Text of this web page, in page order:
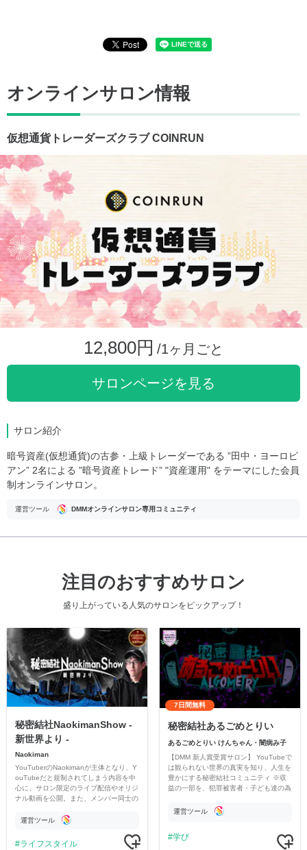
オンラインサロン情報
仮想通貨トレーダーズクラブ COINRUN
12,800円 /1ヶ月ごと
サロンページを見る
サロン紹介
暗号資産(仮想通貨)の古参・上級トレーダーである ”田中・ヨーロピ
アン” 2名による ”暗号資産トレード” "資産運用" をテーマにした会員
制オンラインサロン。
運営ツール DMMオンラインサロン専用コミュニティ
注目のおすすめサロン
盛り上がっている人気のサロンをピックアップ！
秘密結社NaokimanShow -
新世界より -
Naokiman
YouTuberのNaokimanが主体となり、Y
ouTubeだと規制されてしまう内容を中
心に、サロン限定のライブ配信やオリジ
ナル動画を公開。また、メンバー同士の
ただいています。
運営ツール
ライフスタイル
7日間無料
秘密結社あるごめとりい
あるごめとりい けんちゃん・闇病み子
【DMM 新人賞受賞サロン】 YouTubeで
は観られない世界の真実を知り、人生を
豊かにする秘密結社コミュニティ ※収
益の一部を、犯罪被害者・子ども達の為
す運営ツール
学び